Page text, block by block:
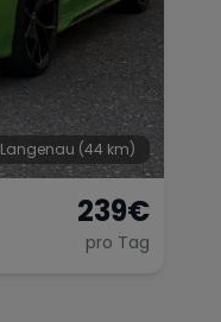
Langenau (44 km)
239€
pro Tag